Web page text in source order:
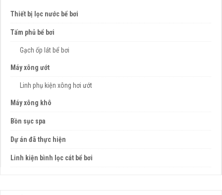
Thiết bị lọc nước bể bơi
Tấm phủ bể bơi
Gạch ốp lát bể bơi
Máy xông ướt
Linh phụ kiện xông hơi ướt
Máy xông khô
Bồn sục spa
Dự án đã thực hiện
Linh kiện bình lọc cát bể bơi